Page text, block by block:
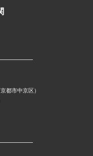
京都市中京区）